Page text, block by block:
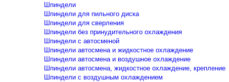
Шпиндели
Шпиндели для пильного диска
Шпиндели для сверления
Шпиндели без принудительного охлаждения
Шпиндели с автосменой
Шпиндели автосмена и жидкостное охлаждение
Шпиндели автосмена и воздушное охлаждение
Шпиндели автосмена, жидкостное охлаждение, крепление
Шпиндели с воздушным охлаждением